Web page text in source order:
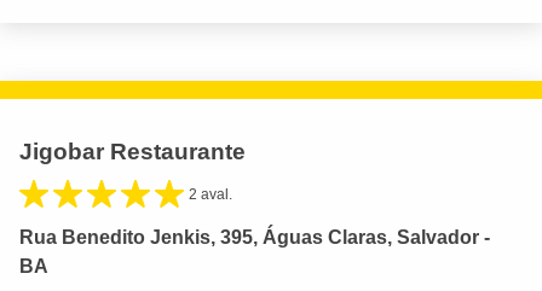
Jigobar Restaurante
2 aval.
Rua Benedito Jenkis, 395, Águas Claras, Salvador -
BA